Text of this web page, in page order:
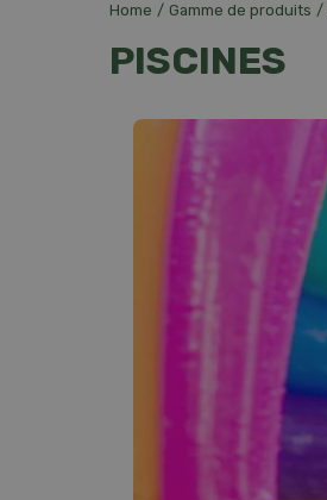
Home Gamme de produits
PISCINES